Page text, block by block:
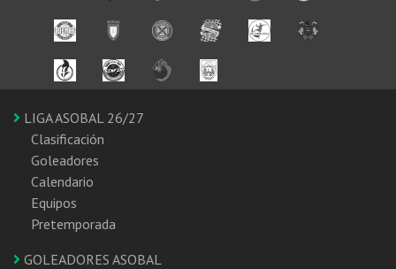
LIGA ASOBAL 26/27
Clasificación
Goleadores
Calendario
Equipos
Pretemporada
GOLEADORES ASOBAL